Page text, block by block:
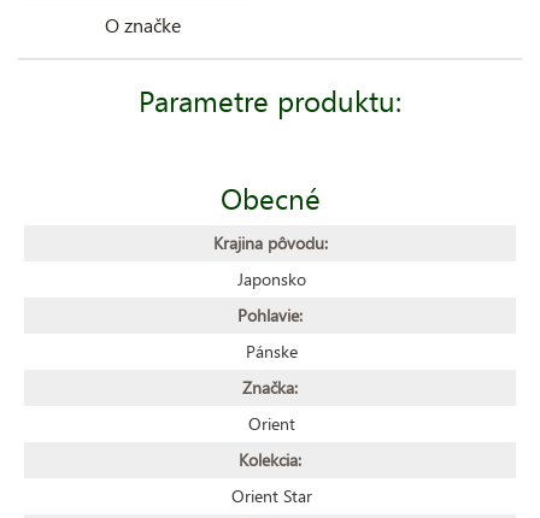
O značke
Parametre produktu:
Obecné
Krajina pôvodu:
Japonsko
Pohlavie:
Pánske
Značka:
Orient
Kolekcia:
Orient Star